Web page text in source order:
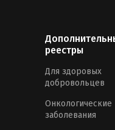
реестры
Для здоровых
добровольцев
Онкологические
заболевания